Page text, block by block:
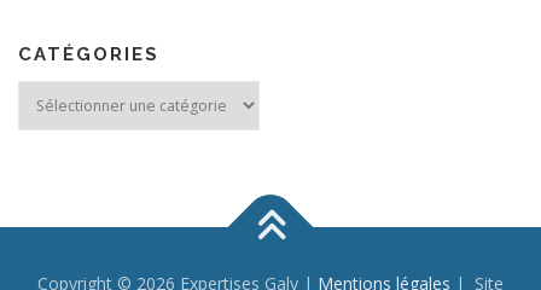
CATÉGORIES
Copyright © 2026 Expertises Galy | Mentions légales | Site